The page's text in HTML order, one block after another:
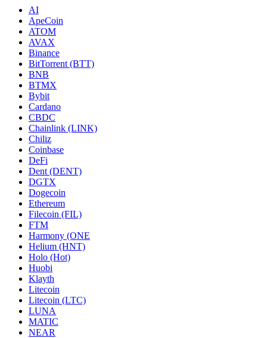
AI
ApeCoin
ATOM
AVAX
Binance
BitTorrent (BTT)
BNB
BTMX
Bybit
Cardano
CBDC
Chainlink (LINK)
Chiliz
Coinbase
DeFi
Dent (DENT)
DGTX
Dogecoin
Ethereum
Filecoin (FIL)
FTM
Harmony (ONE
Helium (HNT)
Holo (Hot)
Huobi
Klayth
Litecoin
Litecoin (LTC)
LUNA
MATIC
NEAR